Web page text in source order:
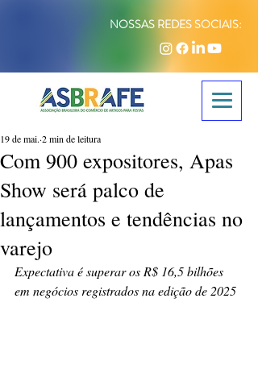
NOSSAS REDES SOCIAIS:
Com 900 expositores, Apas
Show será palco de
lançamentos e tendências no
varejo
19 de mai. 2 min de leitura
Expectativa é superar os R$ 16,5 bilhões
em negócios registrados na edição de 2025